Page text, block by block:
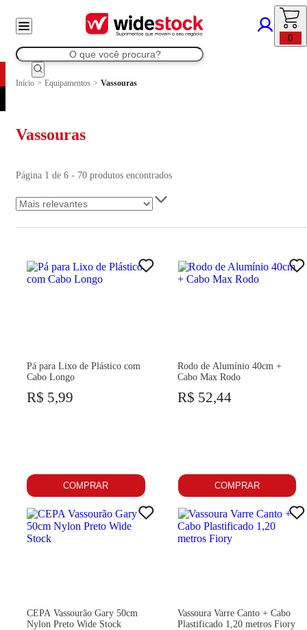
0
Início > Equipamentos > Vassouras
Vassouras
Página 1 de 6 - 70 produtos encontrados
Pá para Lixo de Plástico com
Cabo Longo
R$ 5,99
COMPRAR
Rodo de Alumínio 40cm +
Cabo Max Rodo
R$ 52,44
COMPRAR
CEPA Vassourão Gary 50cm
Nylon Preto Wide Stock
Vassoura Varre Canto + Cabo
Plastificado 1,20 metros Fiory